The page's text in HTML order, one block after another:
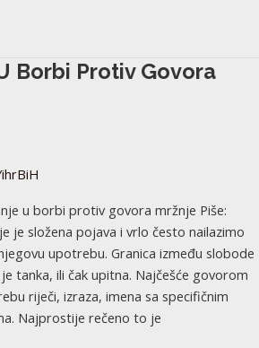
Borbi Protiv Govora
u borbi protiv govora mržnje Piše:
je složena pojava i vrlo često nailazimo
upotrebu. Granica između slobode
tanka, ili čak upitna. Najčešće govorom
riječi, izraza, imena sa specifičnim
Najprostije rečeno to je